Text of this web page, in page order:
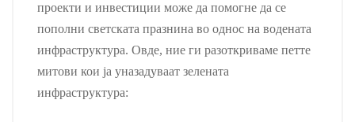
проекти и инвестиции може да помогне да се
пополни светската празнина во однос на водената
инфраструктура. Овде, ние ги разоткриваме петте
митови кои ја уназадуваат зелената
инфраструктура: